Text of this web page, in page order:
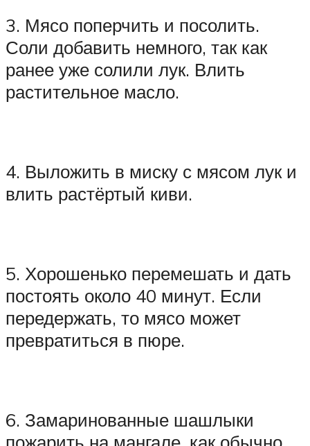
3. Мясо поперчить и посолить.
Соли добавить немного, так как
ранее уже солили лук. Влить
растительное масло.
4. Выложить в миску с мясом лук и
влить растёртый киви.
5. Хорошенько перемешать и дать
постоять около 40 минут. Если
передержать, то мясо может
превратиться в пюре.
6. Замаринованные шашлыки